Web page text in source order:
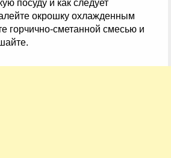
посуду и как следует
окрошку охлажденным
горчично-сметанной смесью и